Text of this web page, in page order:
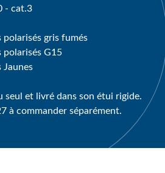
- cat.3
polarisés gris fumés
polarisés G15
Jaunes
seul et livré dans son étui rigide.
à commander séparément.